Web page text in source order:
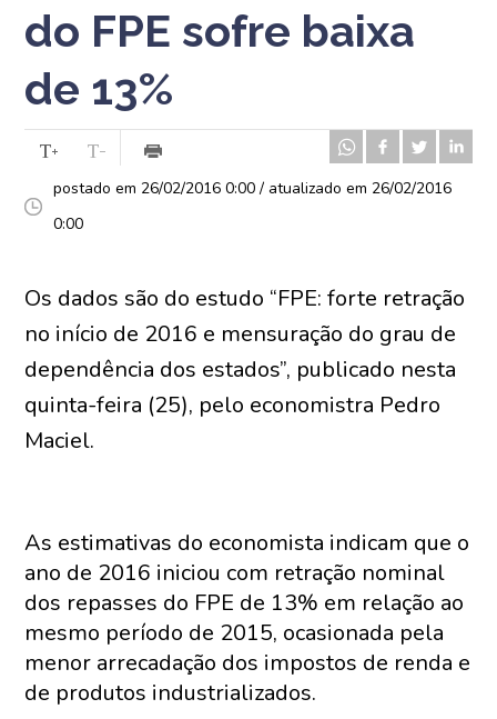
do FPE sofre baixa
de 13%
postado em 26/02/2016 0:00 / atualizado em 26/02/2016
0:00
Os dados são do estudo “FPE: forte retração
no início de 2016 e mensuração do grau de
dependência dos estados”, publicado nesta
quinta-feira (25), pelo economistra Pedro
Maciel.
As estimativas do economista indicam que o
ano de 2016 iniciou com retração nominal
dos repasses do FPE de 13% em relação ao
mesmo período de 2015, ocasionada pela
menor arrecadação dos impostos de renda e
de produtos industrializados.